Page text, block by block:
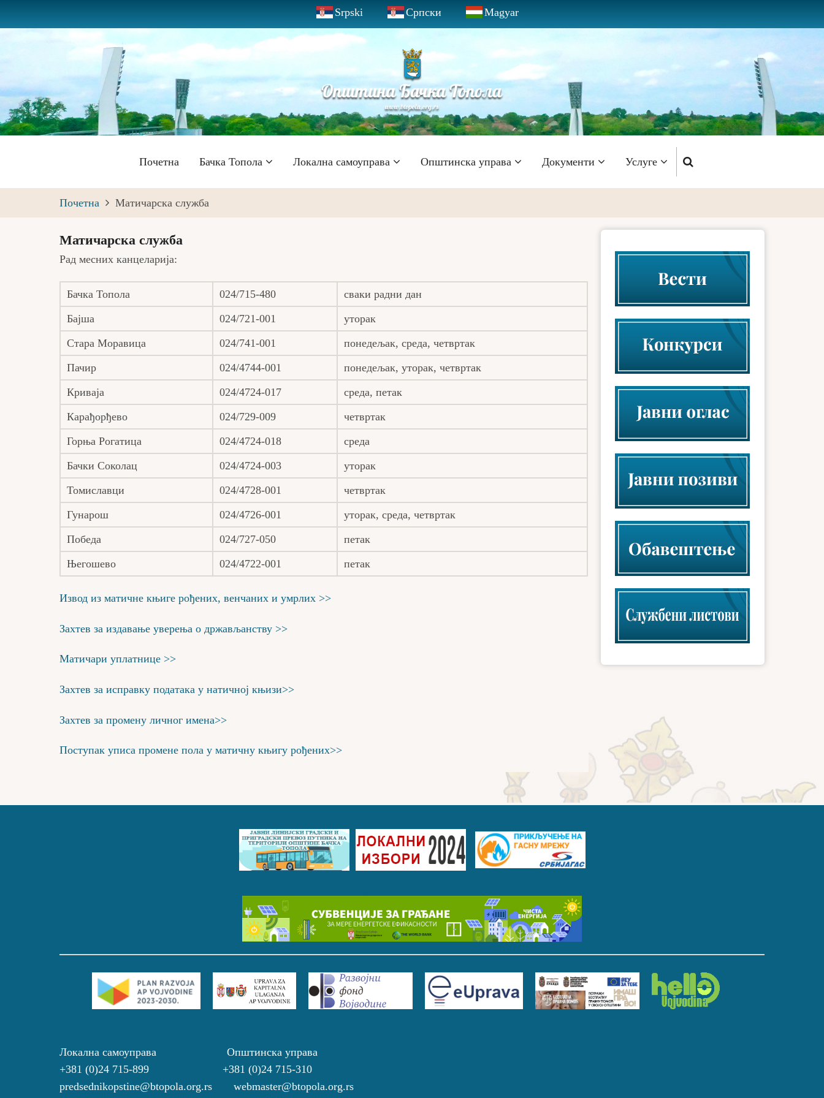
to
main
content
Srpski Српски Magyar
Главна
навигација
Почетна Бачка Топола Локална самоуправа Општинска управа Документи Услуге
Почетна Матичарска служба
Матичарска служба
Рад месних канцеларија:
Бачка Топола 024/715-480
сваки радни дан
Бајша
024/721-001
уторак
Стара Моравица
024/741-001
понедељак, среда, четвртак
Пачир
024/4744-001
понедељак, уторак, четвртак
Криваја
024/4724-017
среда, петак
Карађорђево
024/729-009
четвртак
Горња Рогатица
024/4724-018
среда
Бачки Соколац
024/4724-003
уторак
Томиславци
024/4728-001
четвртак
Гунарош
024/4726-001
уторак, среда, четвртак
Победа
024/727-050
петак
Његошево
024/4722-001 петак
Извод из матичне књиге рођених, венчаних и умрлих >>
Захтев за издавање уверења о држављанству >>
Матичари уплатнице >>
Захтев за исправку података у натичној књизи>>
Захтев за промену личног имена>>
Поступак уписа промене пола у матичну књигу рођених>>
Локална самоуправа Општинска управа
+381 (0)24 715-899 +381 (0)24 715-310
predsednikopstine@btopola.org.rs webmaster@btopola.org.rs